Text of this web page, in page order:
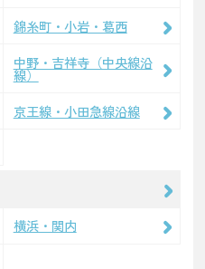
錦糸町・小岩・葛西
中野・吉祥寺（中央線沿
線）
京王線・小田急線沿線
横浜・関内